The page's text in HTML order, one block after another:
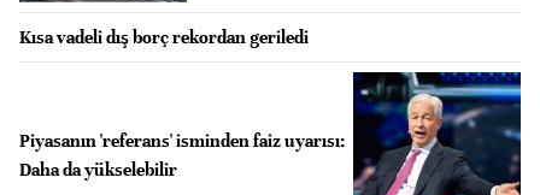
Kısa vadeli dış borç rekordan geriledi
Piyasanın 'referans' isminden faiz uyarısı:
Daha da yükselebilir